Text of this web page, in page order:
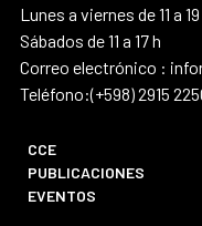
Lunes a viernes de 11 a 19
Sábados de 11 a 17 h
Correo electrónico :
Teléfono:(+598) 2915
CCE
PUBLICACIONES
EVENTOS